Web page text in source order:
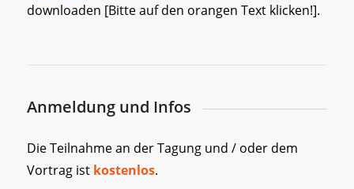
downloaden [Bitte auf den orangen Text klicken!].
Anmeldung und Infos
Die Teilnahme an der Tagung und / oder dem
Vortrag ist kostenlos.